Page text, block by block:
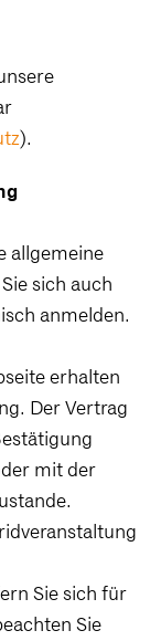
).
allgemeine
sich auch
anmelden.
erhalten
Der Vertrag
mit der
Sie sich für
Sie